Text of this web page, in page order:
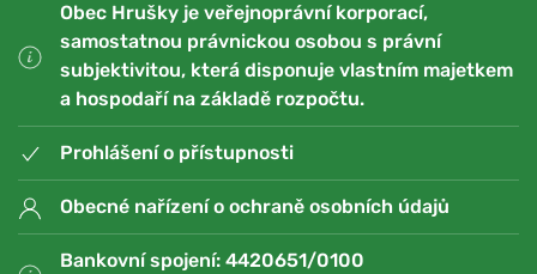
Obec Hrušky je veřejnoprávní korporací,
samostatnou právnickou osobou s právní
subjektivitou, která disponuje vlastním majetkem
a hospodaří na základě rozpočtu.
Prohlášení o přístupnosti
Obecné nařízení o ochraně osobních údajů
Bankovní spojení: 4420651/0100